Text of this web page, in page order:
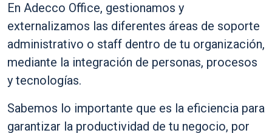
En Adecco Office, gestionamos y
externalizamos las diferentes áreas de soporte
administrativo o staff dentro de tu organización,
mediante la integración de personas, procesos
y tecnologías.
Sabemos lo importante que es la eficiencia para
garantizar la productividad de tu negocio, por